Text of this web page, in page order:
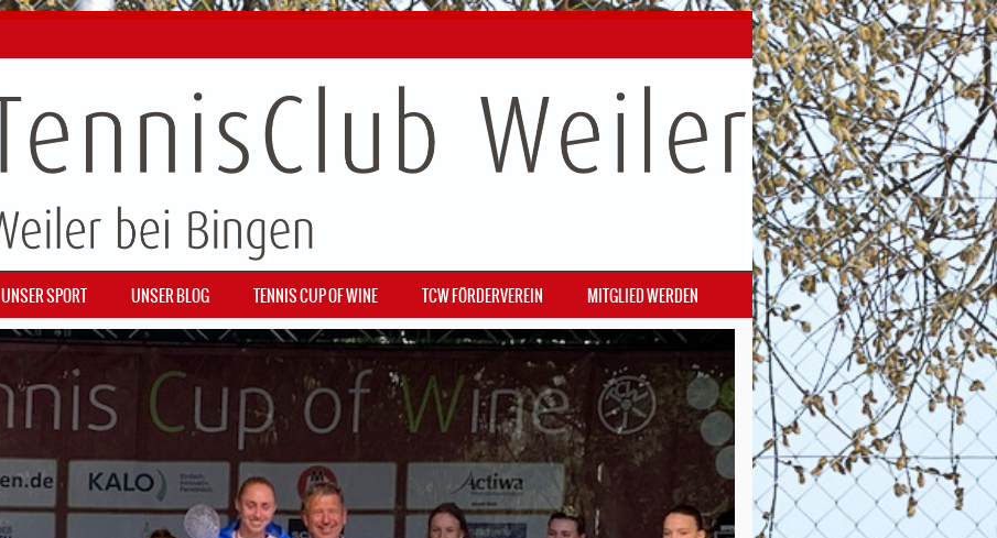
UNSER SPORT UNSER BLOG TENNIS CUP OF WINE TCW FÖRDERVEREIN MITGLIED WERDEN